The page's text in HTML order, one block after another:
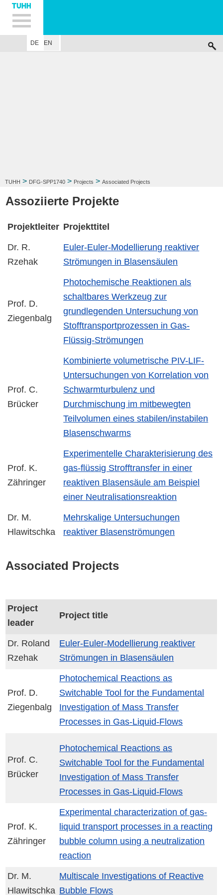
Hauptnavigation
Unternavigation
Inhalt
Suche
DE EN
TUHH > DFG-SPP1740 > Projects > Associated Projects
Assoziierte Projekte
Projektleiter Projekttitel
Dr. R.
Rzehak
Euler-Euler-Modellierung reaktiver
Strömungen in Blasensäulen
Prof. D.
Ziegenbalg
Photochemische Reaktionen als
schaltbares Werkzeug zur
grundlegenden Untersuchung von
Stofftransportprozessen in Gas-
Flüssig-Strömungen
Prof. C.
Brücker
Kombinierte volumetrische PIV-LIF-
Untersuchungen von Korrelation von
Schwarmturbulenz und
Durchmischung im mitbewegten
Teilvolumen eines stabilen/instabilen
Blasenschwarms
Prof. K.
Zähringer
Experimentelle Charakterisierung des
gas-flüssig Strofftransfer in einer
reaktiven Blasensäule am Beispiel
einer Neutralisationsreaktion
Dr. M.
Hlawitschka
Mehrskalige Untersuchungen
reaktiver Blasenströmungen
Associated Projects
Project
leader
Project title
Dr. Roland
Rzehak
Euler-Euler-Modellierung reaktiver
Strömungen in Blasensäulen
Prof. D.
Ziegenbalg
Photochemical Reactions as
Switchable Tool for the Fundamental
Investigation of Mass Transfer
Processes in Gas-Liquid-Flows
Prof. C.
Brücker
Photochemical Reactions as
Switchable Tool for the Fundamental
Investigation of Mass Transfer
Processes in Gas-Liquid-Flows
Prof. K.
Zähringer
Experimental characterization of gas-
liquid transport processes in a reacting
bubble column using a neutralization
reaction
Dr. M.
Hlawitschka
Multiscale Investigations of Reactive
Bubble Flows